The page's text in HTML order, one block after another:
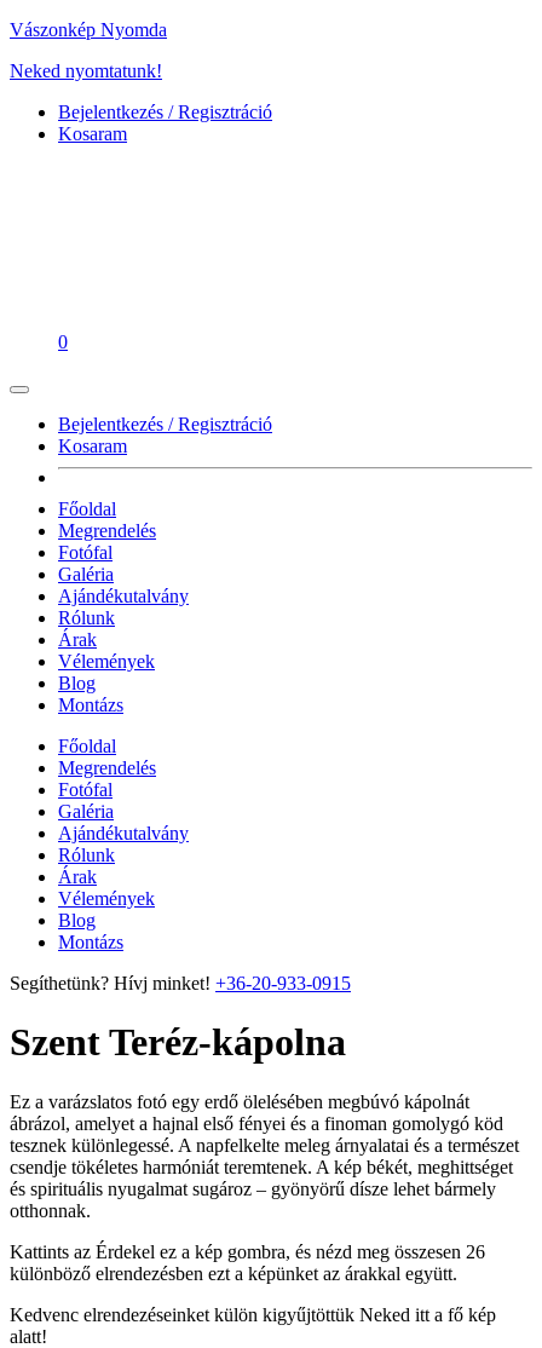
Vászonkép Nyomda
Neked nyomtatunk!
Bejelentkezés / Regisztráció
Kosaram
0
Bejelentkezés / Regisztráció
Kosaram
Főoldal
Megrendelés
Fotófal
Galéria
Ajándékutalvány
Rólunk
Árak
Vélemények
Blog
Montázs
Főoldal
Megrendelés
Fotófal
Galéria
Ajándékutalvány
Rólunk
Árak
Vélemények
Blog
Montázs
Segíthetünk? Hívj minket! +36-20-933-0915
Szent Teréz-kápolna
Ez a varázslatos fotó egy erdő ölelésében megbúvó kápolnát
ábrázol, amelyet a hajnal első fényei és a finoman gomolygó köd
tesznek különlegessé. A napfelkelte meleg árnyalatai és a természet
csendje tökéletes harmóniát teremtenek. A kép békét, meghittséget
és spirituális nyugalmat sugároz – gyönyörű dísze lehet bármely
otthonnak.
Kattints az Érdekel ez a kép gombra, és nézd meg összesen 26
különböző elrendezésben ezt a képünket az árakkal együtt.
Kedvenc elrendezéseinket külön kigyűjtöttük Neked itt a fő kép
alatt!